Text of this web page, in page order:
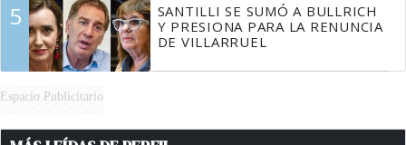
5
SANTILLI SE SUMÓ A BULLRICH
Y PRESIONA PARA LA RENUNCIA
DE VILLARRUEL
Espacio Publicitario